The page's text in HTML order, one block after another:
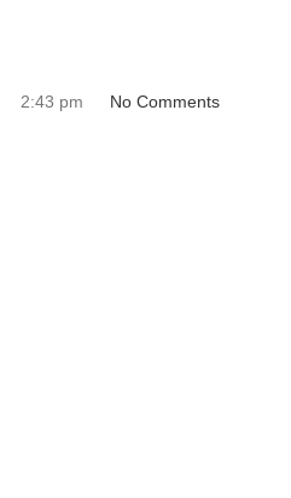
2:43 pm
No Comments